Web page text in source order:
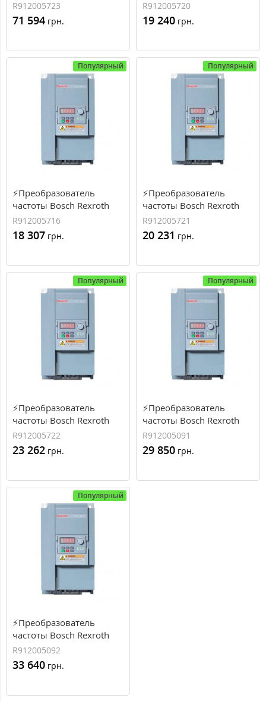
EFC3610 18.5 кВт, 39.2 А,
3 фазы (R912005723)
R912005723
71 594 грн.
EFC3610 2.2 кВт, 5.6 А, 3
фазы (R912005720)
R912005720
19 240 грн.
Популярный
⚡Преобразователь
частоты Bosch Rexroth
EFC3610 2.2 кВт, 9.7 А, 1
фаза (R912005716)
R912005716
18 307 грн.
Популярный
⚡Преобразователь
частоты Bosch Rexroth
EFC3610 3 кВт, 7.6 А, 3
фазы (R912005721)
R912005721
20 231 грн.
Популярный
⚡Преобразователь
частоты Bosch Rexroth
EFC3610 4 кВт, 8.8 А, 3
фазы (R912005722)
R912005722
23 262 грн.
Популярный
⚡Преобразователь
частоты Bosch Rexroth
EFC3610 5.5 кВт, 12.7 А, 3
фазы (R912005091)
R912005091
29 850 грн.
Популярный
⚡Преобразователь
частоты Bosch Rexroth
EFC3610 7.5 кВт, 16.8 А, 3
фазы (R912005092)
R912005092
33 640 грн.